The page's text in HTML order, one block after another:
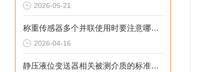
2026-05-21
称重传感器多个并联使用时要注意哪些？
2026-04-16
静压液位变送器相关被测介质的标准解析